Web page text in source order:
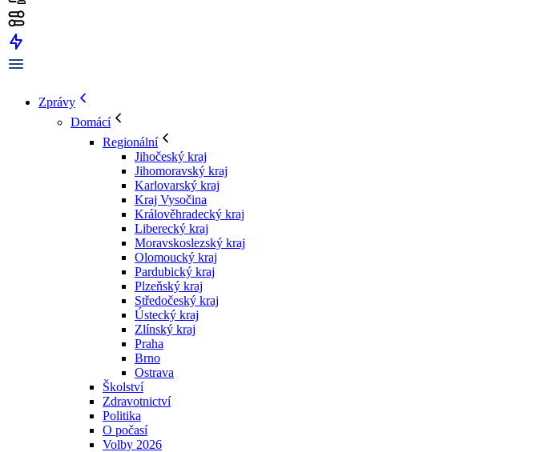
Zprávy
Domácí
Regionální
Jihočeský kraj
Jihomoravský kraj
Karlovarský kraj
Kraj Vysočina
Králověhradecký kraj
Liberecký kraj
Moravskoslezský kraj
Olomoucký kraj
Pardubický kraj
Plzeňský kraj
Středočeský kraj
Ústecký kraj
Zlínský kraj
Praha
Brno
Ostrava
Školství
Zdravotnictví
Politika
O počasí
Volby 2026